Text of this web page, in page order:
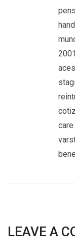
LEAVE A